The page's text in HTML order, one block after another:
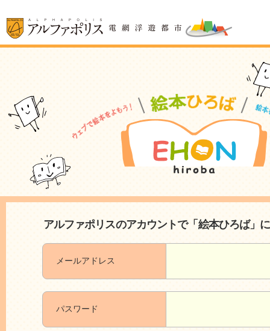
アルファポリスのアカウントで「絵本ひろば」
メールアドレス
パスワード